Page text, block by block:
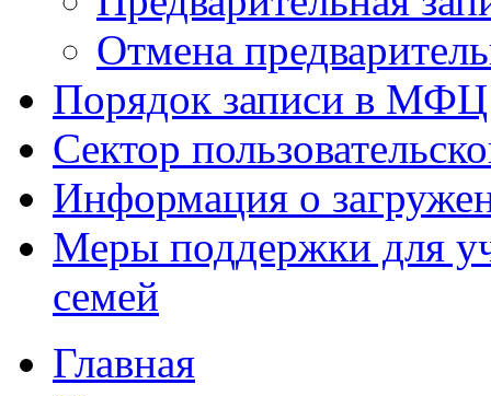
Отмена
Порядок записи в МФЦ
Сектор
Информация о
Меры поддержки для
семей
Главная